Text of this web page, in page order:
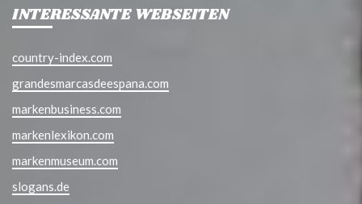
INTERESSANTE WEBSEITEN
country-index.com
grandesmarcasdeespana.com
markenbusiness.com
markenlexikon.com
markenmuseum.com
slogans.de